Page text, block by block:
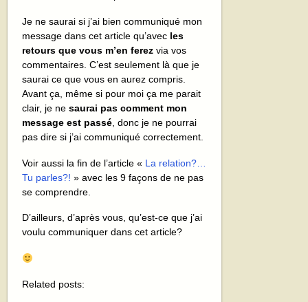
Je ne saurai si j’ai bien communiqué mon
message dans cet article qu’avec les
retours que vous m’en ferez via vos
commentaires. C’est seulement là que je
saurai ce que vous en aurez compris.
Avant ça, même si pour moi ça me parait
clair, je nesaurai pas comment mon
message est passé , donc je ne pourrai
pas dire si j’ai communiqué correctement.
Voir aussi la fin de l’article « La relation?…
Tu parles?! » avec les 9 façons de ne pas
se comprendre.
D’ailleurs, d’après vous, qu’est-ce que j’ai
voulu communiquer dans cet article?
Related posts: